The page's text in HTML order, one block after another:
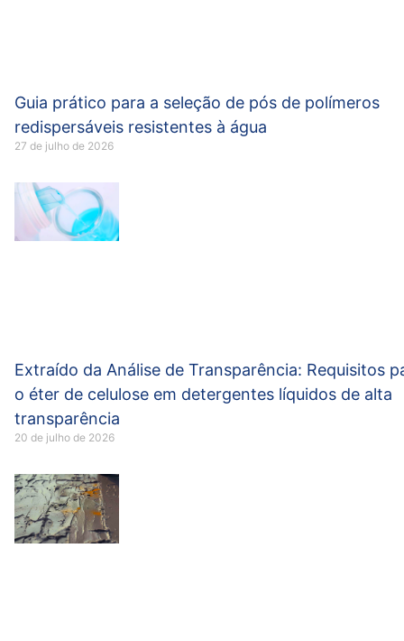
Guia prático para a seleção de pós de polímeros
redispersáveis resistentes à água
27 de julho de 2026
Extraído da Análise de Transparência: Requisitos
o éter de celulose em detergentes líquidos de alta
transparência
20 de julho de 2026